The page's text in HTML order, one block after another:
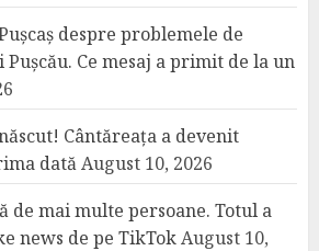
despre problemele de
Ce mesaj a primit de la un
Cântăreața a devenit
datăAugust 10, 2026
de mai multe persoane. Totul a
news de pe TikTokAugust 10,